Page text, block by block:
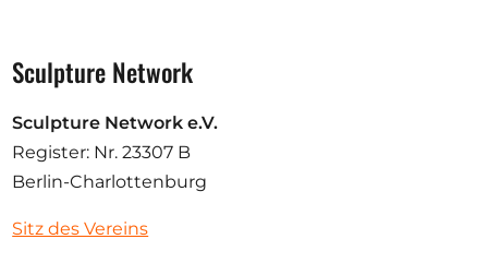
Sculpture Network
Sculpture Network e.V.
Register: Nr. 23307 B
Berlin-Charlottenburg
Sitz des Vereins